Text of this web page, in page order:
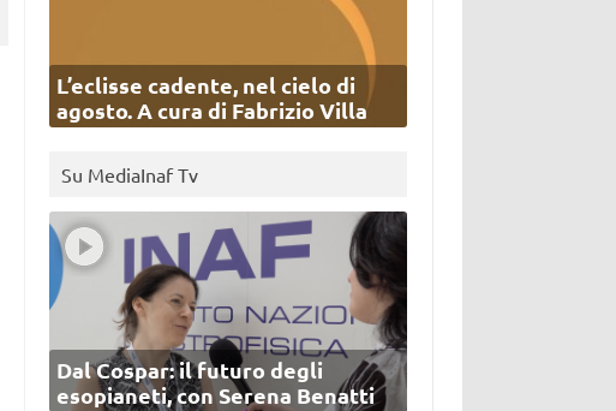
L’eclisse cadente, nel cielo di
agosto. A cura di Fabrizio Villa
Su MediaInaf Tv
Dal Cospar: il futuro degli
esopianeti, con Serena Benatti